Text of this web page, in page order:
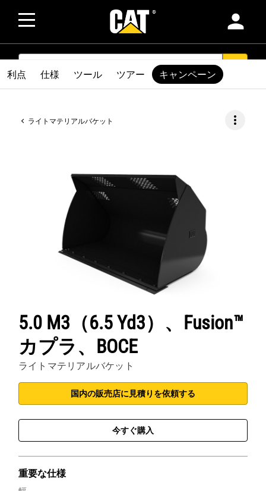
person
SEARCH
ライトマテリアルバケット more_vert
5.0 M3（6.5 Yd3）、Fusion™
カプラ、BOCE
ライトマテリアルバケット
国内の販売店に見積りを依頼する
今すぐ購入
重要な仕様
利点 仕様 ツール ツアー キャンペーン